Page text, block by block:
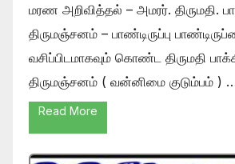
மரண அறிவித்தல் – அமரர். திருமதி.
திருமஞ்சனம் – பாண்டிருப்பு
வசிப்பிடமாகவும் கொண்ட திருமதி
திருமஞ்சனம் ( வன்னிமை குடும்பம் )
Read More